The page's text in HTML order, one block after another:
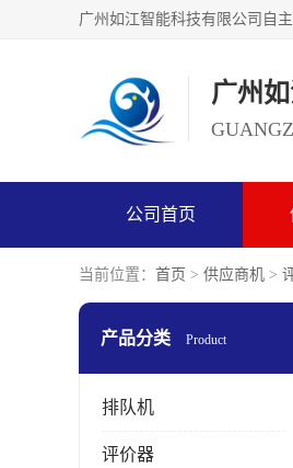
广州
公司首页
当前位置： 首页 > 供应商机 >
产品分类 Product
排队机
评价器